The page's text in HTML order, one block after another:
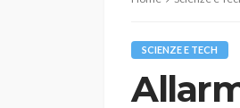
SCIENZE E TECH